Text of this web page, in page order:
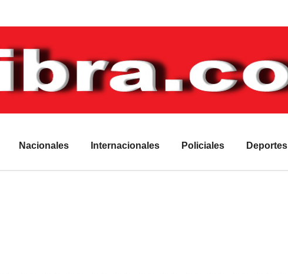
Nacionales Internacionales Policiales Deportes